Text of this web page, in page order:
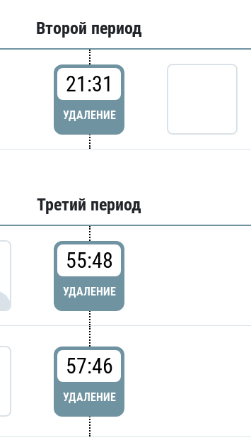
Второй период
21:31
УДАЛЕНИЕ
Третий период
55:48
УДАЛЕНИЕ
57:46
УДАЛЕНИЕ